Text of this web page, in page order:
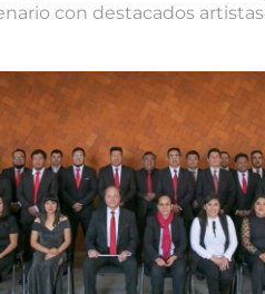
con destacados